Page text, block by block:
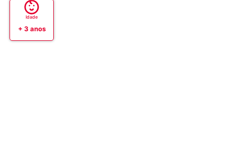
Idade
+ 3 anos